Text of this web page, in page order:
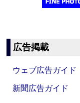
広告掲載
ウェブ広告ガイド
新聞広告ガイド